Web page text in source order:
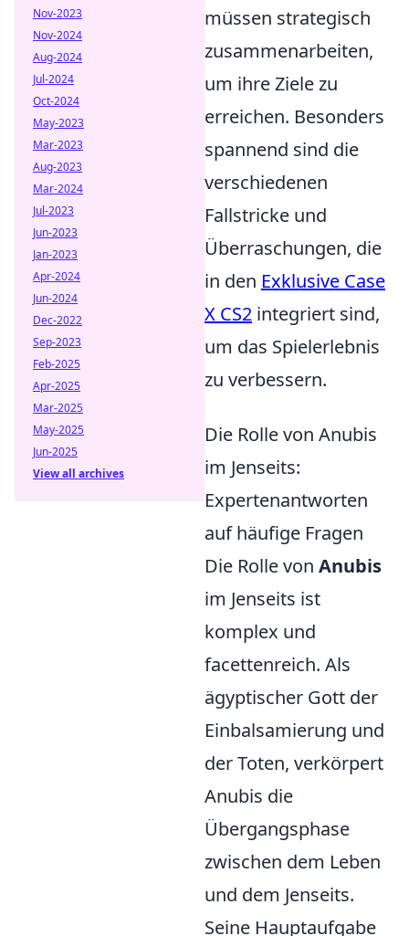
müssen strategisch
zusammenarbeiten,
um ihre Ziele zu
erreichen. Besonders
spannend sind die
verschiedenen
Fallstricke und
Überraschungen, die
in den Exklusive Case
X CS2 integriert sind,
um das Spielerlebnis
zu verbessern.
Die Rolle von Anubis
im Jenseits:
Expertenantworten
auf häufige Fragen
Die Rolle von Anubis
im Jenseits ist
komplex und
facettenreich. Als
ägyptischer Gott der
Einbalsamierung und
der Toten, verkörpert
Anubis die
Übergangsphase
zwischen dem Leben
und dem Jenseits.
Seine Hauptaufgabe
Nov-2023
Nov-2024
Aug-2024
Jul-2024
Oct-2024
May-2023
Mar-2023
Aug-2023
Mar-2024
Jul-2023
Jun-2023
Jan-2023
Apr-2024
Jun-2024
Dec-2022
Sep-2023
Feb-2025
Apr-2025
Mar-2025
May-2025
Jun-2025
View all archives